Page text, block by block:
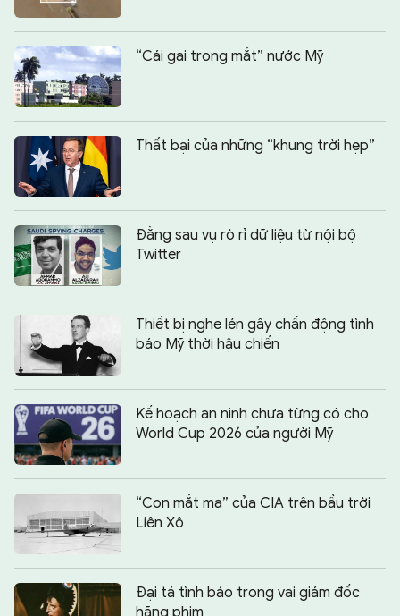
“Cái gai trong mắt” nước Mỹ
Thất bại của những “khung trời hẹp”
Đằng sau vụ rò rỉ dữ liệu từ nội bộ
Twitter
Thiết bị nghe lén gây chấn động tình
báo Mỹ thời hậu chiến
Kế hoạch an ninh chưa từng có cho
World Cup 2026 của người Mỹ
“Con mắt ma” của CIA trên bầu trời
Liên Xô
Đại tá tình báo trong vai giám đốc
hãng phim